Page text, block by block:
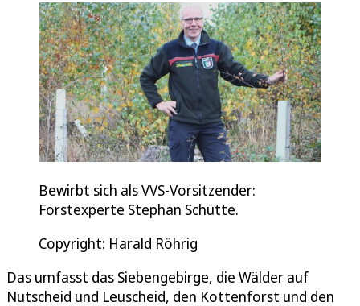
Bewirbt sich als VVS-Vorsitzender:
Forstexperte Stephan Schütte.
Copyright: Harald Röhrig
Das umfasst das Siebengebirge, die Wälder auf
Nutscheid und Leuscheid, den Kottenforst und den